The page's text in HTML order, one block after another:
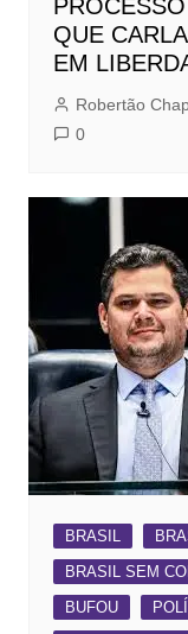
QUE
EM
Robertão
0
BRASIL
BRASIL SEM
BUFOU